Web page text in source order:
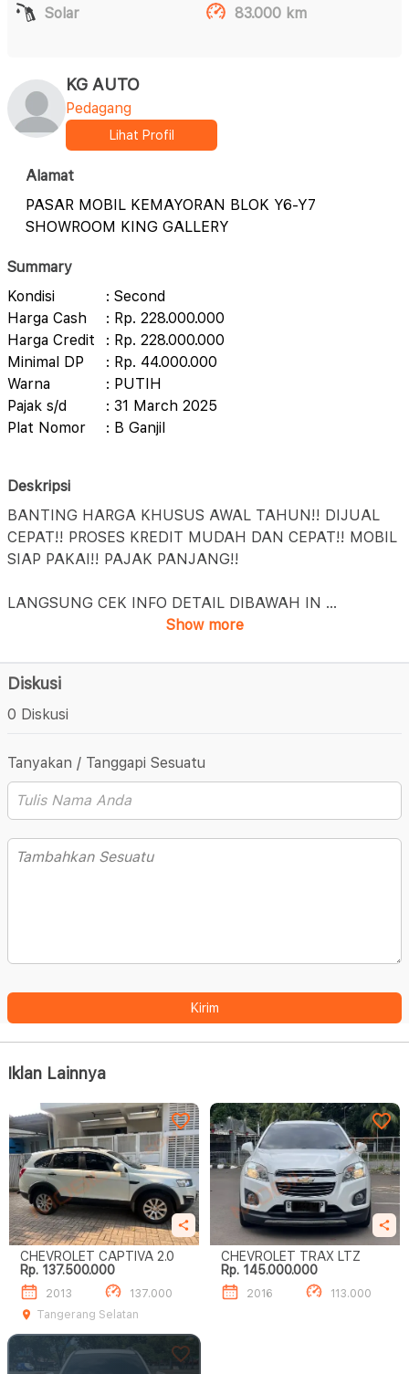
Solar
83.000 km
KG AUTO
Pedagang
Lihat Profil
Alamat
PASAR MOBIL KEMAYORAN BLOK Y6-Y7
SHOWROOM KING GALLERY
Summary
Kondisi
: Second
Harga Cash
: Rp. 228.000.000
Harga Credit
: Rp. 228.000.000
Minimal DP
: Rp. 44.000.000
Warna
: PUTIH
Pajak s/d
: 31 March 2025
Plat Nomor
: B Ganjil
Deskripsi
BANTING HARGA KHUSUS AWAL TAHUN!! DIJUAL
CEPAT!! PROSES KREDIT MUDAH DAN CEPAT!! MOBIL
SIAP PAKAI!! PAJAK PANJANG!!
LANGSUNG CEK INFO DETAIL DIBAWAH IN ...
Show more
Diskusi
0 Diskusi
Tanyakan / Tanggapi Sesuatu
Kirim
Iklan Lainnya
CHEVROLET CAPTIVA 2.0
Rp. 137.500.000
2013
137.000
Tangerang Selatan
CHEVROLET TRAX LTZ
Rp. 145.000.000
2016 113.000